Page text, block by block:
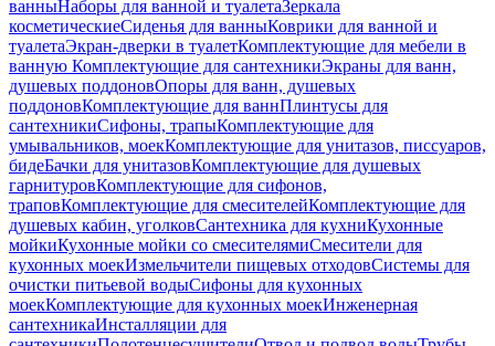
ванныНаборы для ванной и туалетаЗеркала
косметическиеСиденья для ванныКоврики для ванной и
туалетаЭкран-дверки в туалетКомплектующие для мебели в
ванную Комплектующие для сантехникиЭкраны для ванн,
душевых поддоновОпоры для ванн, душевых
поддоновКомплектующие для ваннПлинтусы для
сантехникиСифоны, трапыКомплектующие для
умывальников, моекКомплектующие для унитазов, писсуаров,
бидеБачки для унитазовКомплектующие для душевых
гарнитуровКомплектующие для сифонов,
траповКомплектующие для смесителейКомплектующие для
душевых кабин, уголковСантехника для кухниКухонные
мойкиКухонные мойки со смесителямиСмесители для
кухонных моекИзмельчители пищевых отходовСистемы для
очистки питьевой водыСифоны для кухонных
моекКомплектующие для кухонных моекИнженерная
сантехникаИнсталляции для